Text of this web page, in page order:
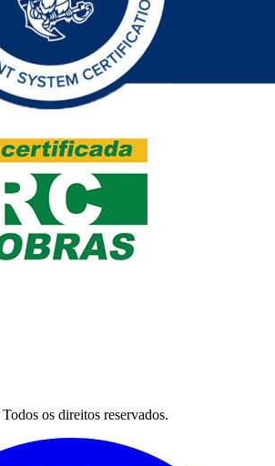
Todos os direitos reservados.